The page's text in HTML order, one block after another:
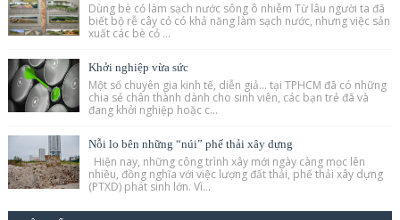
Dùng bè cỏ làm sạch nước sông ô nhiễm Từ lâu người ta đã
biết bộ rễ cây cỏ có khả năng làm sạch nước, nhưng việc sản
xuất các bè cỏ ...
Khởi nghiệp vừa sức
Một số chuyên gia kinh tế, diễn giả… tại TPHCM đã có những
chia sẻ chân thành dành cho sinh viên, các bạn trẻ đã và
đang khởi nghiệp hoặc c...
Nỗi lo bên những “núi” phế thải xây dựng
Hiện nay, những công trình xây mới ngày càng mọc lên
nhiều, đồng nghĩa với việc lượng đất thải, phế thải xây dựng
(PTXD) phát sinh lớn. Vì...